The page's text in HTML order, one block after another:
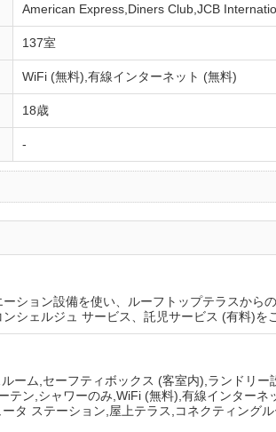
American Express,Diners Club,JCB
137室
WiFi (無料),有線インターネット (無料)
18歳
-
ション設備を使い、ルーフトップテラスから
シェルジュ サービス、託児サービス (有料)を
ーム,セーフティボックス (客室内),ランドリ
テン,シャワーのみ,WiFi (無料),有線インター
タ ステーション,屋上テラス,コネクティング